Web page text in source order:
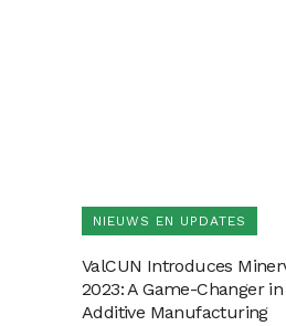
NIEUWS EN UPDATES
ValCUN Introduces
2023: A Game-Changer
Additive Manufacturing